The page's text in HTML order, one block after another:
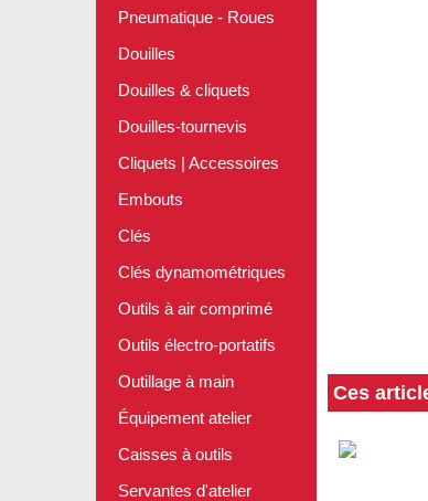
Pneumatique - Roues
Douilles
Douilles & cliquets
Douilles-tournevis
Cliquets | Accessoires
Embouts
Clés
Clés dynamométriques
Outils à air comprimé
Outils électro-portatifs
Outillage à main
Équipement atelier
Caisses à outils
Servantes d'atelier
Ces